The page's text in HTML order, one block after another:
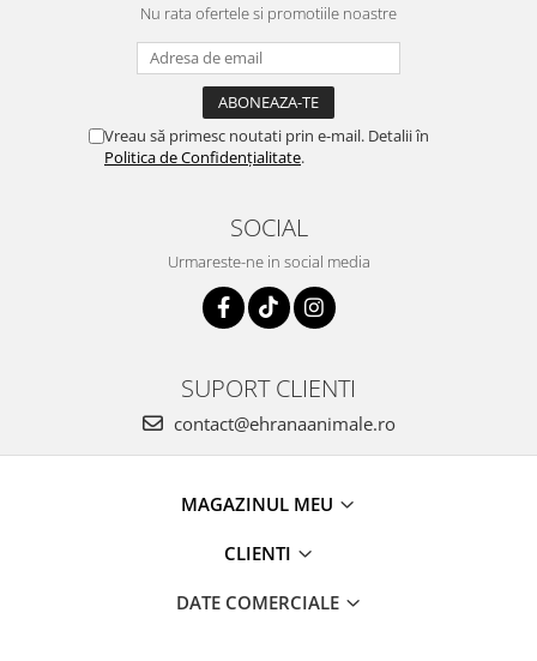
Nu rata ofertele si promotiile noastre
Vreau să primesc noutati prin e-mail. Detalii în
Politica de Confidențialitate.
SOCIAL
Urmareste-ne in social media
SUPORT CLIENTI
contact@ehranaanimale.ro
MAGAZINUL MEU
CLIENTI
DATE COMERCIALE